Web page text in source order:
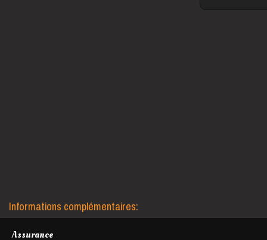
Informations complémentaires:
Assurance